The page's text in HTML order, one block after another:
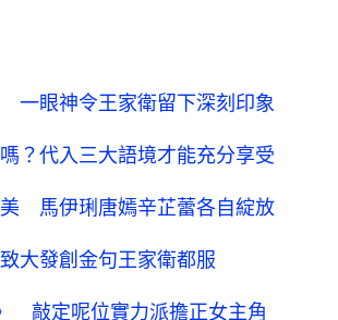
一眼神令王家衛留下深刻印象
？代入三大語境才能充分享受
馬伊琍唐嫣辛芷蕾各自綻放
大發創金句王家衛都服
敲定呢位實力派擔正女主角